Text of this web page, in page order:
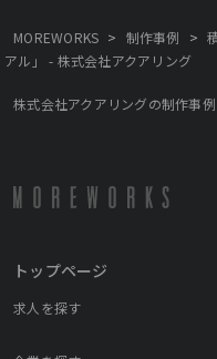
MOREWORKS > 制作事例 >
アル」 - 株式会社アクアリング
株式会社アクアリングの制作事例
トップページ
求人を探す